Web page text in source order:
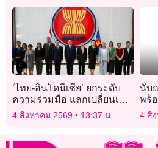
‘ไทย-อินโดนีเซีย’ ยกระดับ
ความร่วมมือ แลกเปลี่ยนเอ็ม
โอยู 4 ฉบับ ‘นายกฯ อนุทิน’
4 สิงหาคม 2569 13:37 น.
นับ
พร้
โล
4 สิ